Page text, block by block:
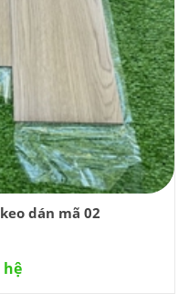
dán mã 02
hệ